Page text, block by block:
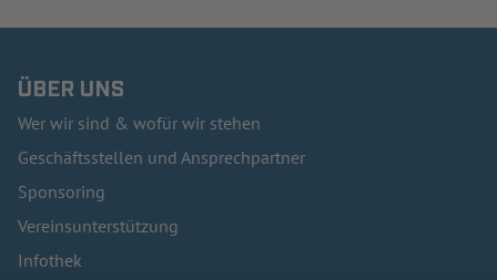
ÜBER UNS
Wer wir sind & wofür wir stehen
Geschäftsstellen und Ansprechpartner
Sponsoring
Vereinsunterstützung
Infothek